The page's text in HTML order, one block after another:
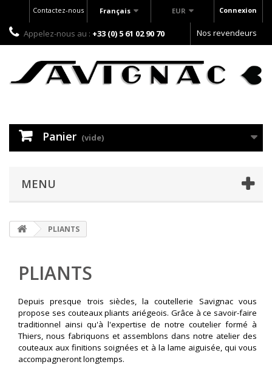
Connexion
EUR
Français
Contactez-nous
Appelez-nous au : +33 (0) 5 61 02 90 70 Nos revendeurs
Panier (vide)
MENU
PLIANTS
PLIANTS
Depuis presque trois siècles, la coutellerie Savignac vous
propose ses couteaux pliants ariégeois. Grâce à ce savoir-faire
traditionnel ainsi qu'à l'expertise de notre coutelier formé à
Thiers, nous fabriquons et assemblons dans notre atelier des
couteaux aux finitions soignées et à la lame aiguisée, qui vous
accompagneront longtemps.